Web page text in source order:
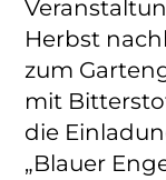
Herbst
zum
mit
die
„Blauer